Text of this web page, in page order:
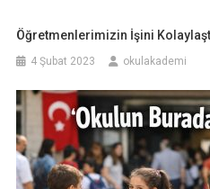
Öğretmenlerimizin İşini
4 Şubat 2023 okulakademi